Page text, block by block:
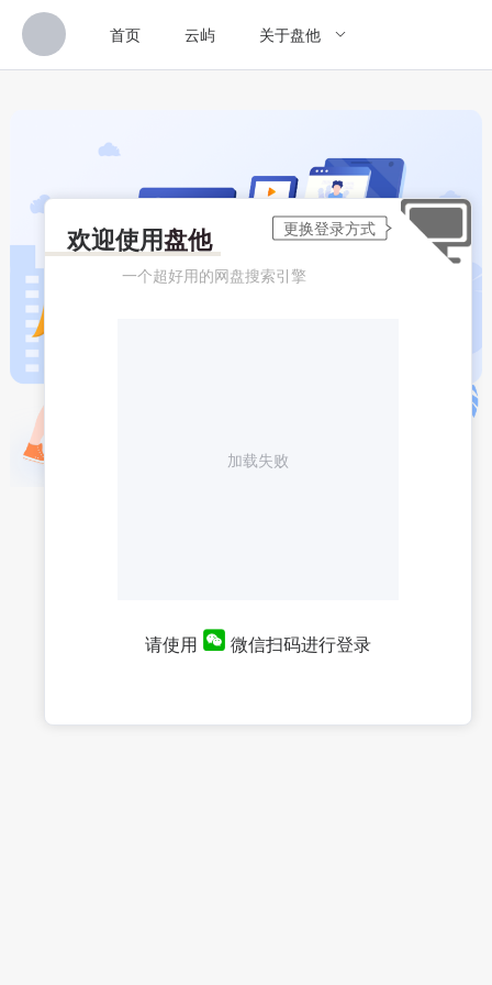
首页 云屿 关于盘他
欢迎使用盘他
一个超好用的网盘搜索引擎
加载失败
请使用 微信扫码进行登录